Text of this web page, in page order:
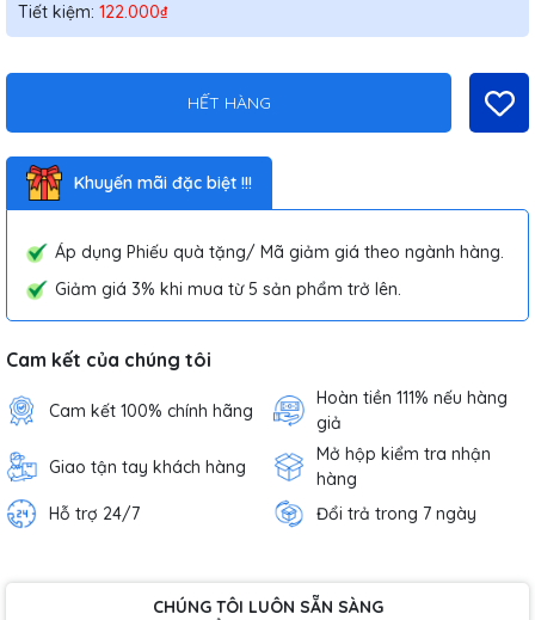
Tiết kiệm: 122.000₫
HẾT HÀNG
Khuyến mãi đặc biệt !!!
Áp dụng Phiếu quà tặng/ Mã giảm giá theo ngành hàng.
Giảm giá 3% khi mua từ 5 sản phẩm trở lên.
Cam kết của chúng tôi
Cam kết 100% chính hãng
Hoàn tiền 111% nếu hàng
giả
Giao tận tay khách hàng
Mở hộp kiểm tra nhận
hàng
Hỗ trợ 24/7
Đổi trả trong 7 ngày
CHÚNG TÔI LUÔN SẴN SÀNG